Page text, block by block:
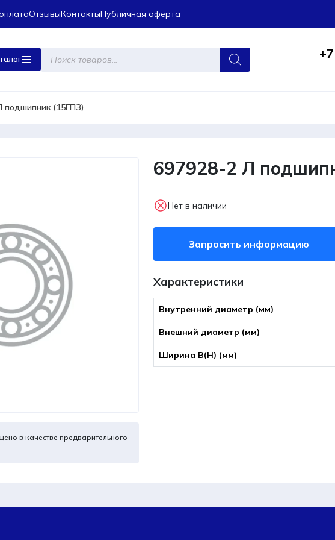
ОтзывыКонтактыПубличная оферта
Поиск
товаров
подшипник (15ГПЗ)
в качестве предварительного
697928-2 Л
Нет в наличии
Запросить информацию
Характеристики
Внутренний диаметр (мм)
Внешний диаметр (мм)
Ширина B(Н) (мм)